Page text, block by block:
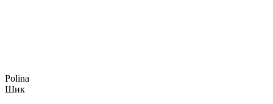
Polina
Шик